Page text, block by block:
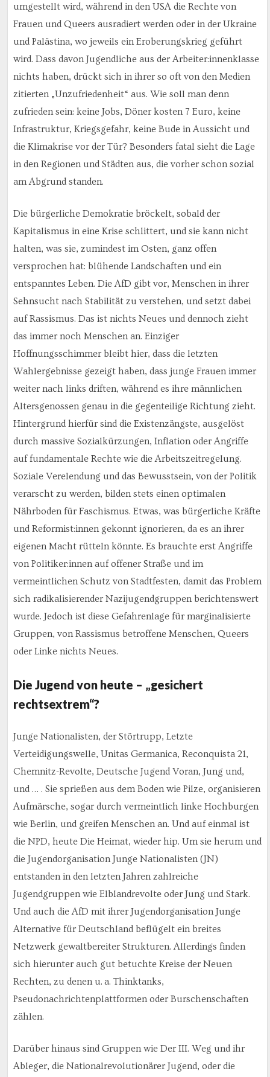
umgestellt wird, während in den USA die Rechte von
Frauen und Queers ausradiert werden oder in der Ukraine
und Palästina, wo jeweils ein Eroberungskrieg geführt
wird. Dass davon Jugendliche aus der Arbeiter:innenklasse
nichts haben, drückt sich in ihrer so oft von den Medien
zitierten „Unzufriedenheit“ aus. Wie soll man denn
zufrieden sein: keine Jobs, Döner kosten 7 Euro, keine
Infrastruktur, Kriegsgefahr, keine Bude in Aussicht und
die Klimakrise vor der Tür? Besonders fatal sieht die Lage
in den Regionen und Städten aus, die vorher schon sozial
am Abgrund standen.
Die bürgerliche Demokratie bröckelt, sobald der
Kapitalismus in eine Krise schlittert, und sie kann nicht
halten, was sie, zumindest im Osten, ganz offen
versprochen hat: blühende Landschaften und ein
entspanntes Leben. Die AfD gibt vor, Menschen in ihrer
Sehnsucht nach Stabilität zu verstehen, und setzt dabei
auf Rassismus. Das ist nichts Neues und dennoch zieht
das immer noch Menschen an. Einziger
Hoffnungsschimmer bleibt hier, dass die letzten
Wahlergebnisse gezeigt haben, dass junge Frauen immer
weiter nach links driften, während es ihre männlichen
Altersgenossen genau in die gegenteilige Richtung zieht.
Hintergrund hierfür sind die Existenzängste, ausgelöst
durch massive Sozialkürzungen, Inflation oder Angriffe
auf fundamentale Rechte wie die Arbeitszeitregelung.
Soziale Verelendung und das Bewusstsein, von der Politik
verarscht zu werden, bilden stets einen optimalen
Nährboden für Faschismus. Etwas, was bürgerliche Kräfte
und Reformist:innen gekonnt ignorieren, da es an ihrer
eigenen Macht rütteln könnte. Es brauchte erst Angriffe
von Politiker:innen auf offener Straße und im
vermeintlichen Schutz von Stadtfesten, damit das Problem
sich radikalisierender Nazijugendgruppen berichtenswert
wurde. Jedoch ist diese Gefahrenlage für marginalisierte
Gruppen, von Rassismus betroffene Menschen, Queers
oder Linke nichts Neues.
Die Jugend von heute – „gesichert
rechtsextrem“?
Junge Nationalisten, der Störtrupp, Letzte
Verteidigungswelle, Unitas Germanica, Reconquista 21,
Chemnitz-Revolte, Deutsche Jugend Voran, Jung und,
und … . Sie sprießen aus dem Boden wie Pilze, organisieren
Aufmärsche, sogar durch vermeintlich linke Hochburgen
wie Berlin, und greifen Menschen an. Und auf einmal ist
die NPD, heute Die Heimat, wieder hip. Um sie herum und
die Jugendorganisation Junge Nationalisten (JN)
entstanden in den letzten Jahren zahlreiche
Jugendgruppen wie Elblandrevolte oder Jung und Stark.
Und auch die AfD mit ihrer Jugendorganisation Junge
Alternative für Deutschland beflügelt ein breites
Netzwerk gewaltbereiter Strukturen. Allerdings finden
sich hierunter auch gut betuchte Kreise der Neuen
Rechten, zu denen u. a. Thinktanks,
Pseudonachrichtenplattformen oder Burschenschaften
zählen.
Darüber hinaus sind Gruppen wie Der III. Weg und ihr
Ableger, die Nationalrevolutionärer Jugend, oder die